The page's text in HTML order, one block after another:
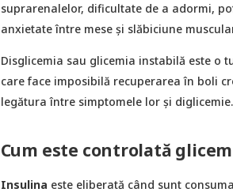
suprarenalelor, dificultate de a adormi,
anxietate între mese și slăbiciune
Disglicemia sau glicemia instabilă este o
care face imposibilă recuperarea în boli
legătura între simptomele lor și diglicemie.
Cum este controlată
Insulina este eliberată când sunt